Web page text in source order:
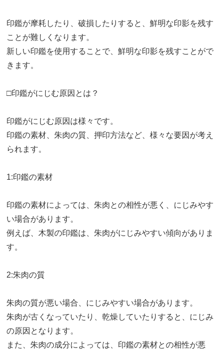
印鑑が摩耗したり、破損したりすると、鮮明な印影を残す
ことが難しくなります。
新しい印鑑を使用することで、鮮明な印影を残すことがで
きます。
□印鑑がにじむ原因とは？
印鑑がにじむ原因は様々です。
印鑑の素材、朱肉の質、押印方法など、様々な要因が考え
られます。
1:印鑑の素材
印鑑の素材によっては、朱肉との相性が悪く、にじみやす
い場合があります。
例えば、木製の印鑑は、朱肉がにじみやすい傾向がありま
す。
2:朱肉の質
朱肉の質が悪い場合、にじみやすい場合があります。
朱肉が古くなっていたり、乾燥していたりすると、にじみ
の原因となります。
また、朱肉の成分によっては、印鑑の素材との相性が悪